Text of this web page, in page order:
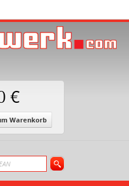
€
Warenkorb